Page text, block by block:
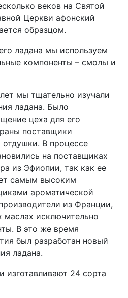
веков на Святой
Церкви афонский
образцом.
ладана мы используем
компоненты – смолы и
мы тщательно изучали
ладана. Было
цеха для его
поставщики
В процессе
на поставщиках
из Эфиопии, так как ее
самым высоким
ароматической
из Франции,
исключительно
В это же время
был разработан новый
ладана.
изготавливают 24 сорта